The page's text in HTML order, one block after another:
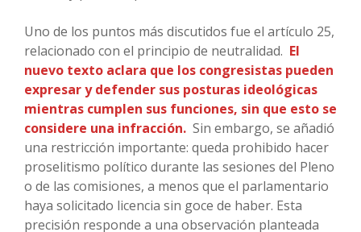
Uno de los puntos más discutidos fue el artículo 25,
relacionado con el principio de neutralidad. El
nuevo texto aclara que los congresistas pueden
expresar y defender sus posturas ideológicas
mientras cumplen sus funciones, sin que esto se
considere una infracción. Sin embargo, se añadió
una restricción importante: queda prohibido hacer
proselitismo político durante las sesiones del Pleno
o de las comisiones, a menos que el parlamentario
haya solicitado licencia sin goce de haber. Esta
precisión responde a una observación planteada